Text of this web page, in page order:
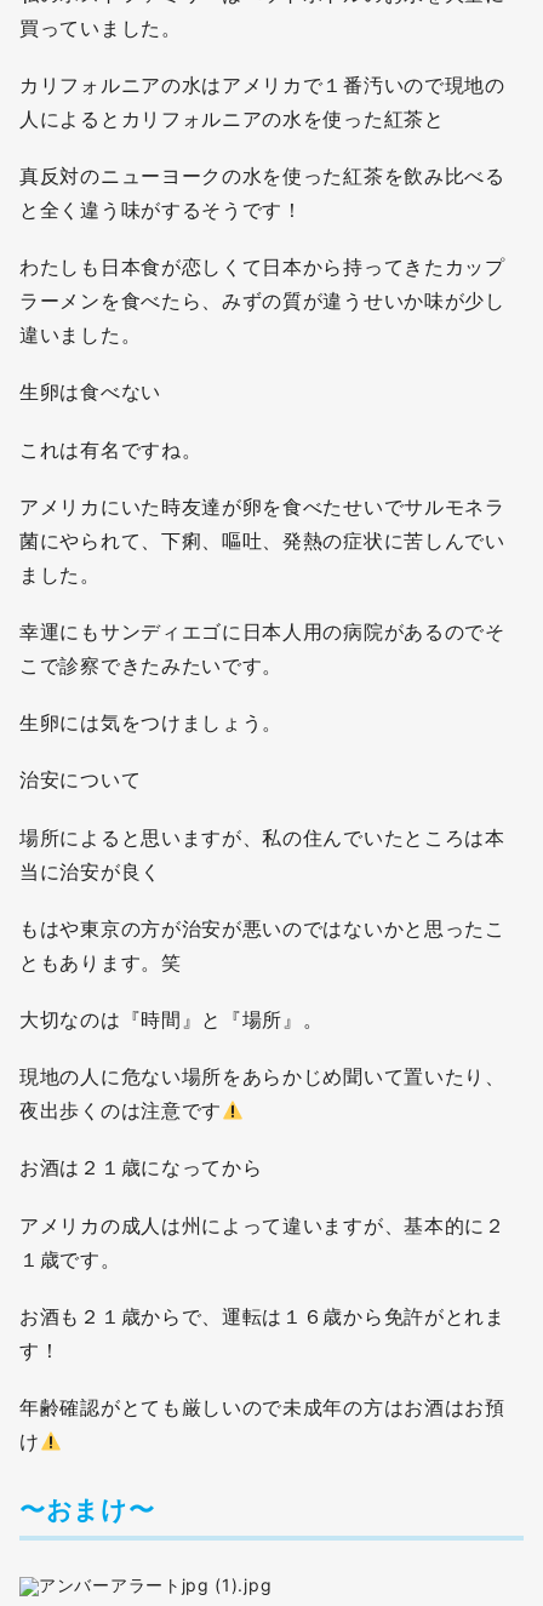
買っていました。
カリフォルニアの水はアメリカで１番汚いので現地の
人によるとカリフォルニアの水を使った紅茶と
真反対のニューヨークの水を使った紅茶を飲み比べる
と全く違う味がするそうです！
わたしも日本食が恋しくて日本から持ってきたカップ
ラーメンを食べたら、みずの質が違うせいか味が少し
違いました。
生卵は食べない
これは有名ですね。
アメリカにいた時友達が卵を食べたせいでサルモネラ
菌にやられて、下痢、嘔吐、発熱の症状に苦しんでい
ました。
幸運にもサンディエゴに日本人用の病院があるのでそ
こで診察できたみたいです。
生卵には気をつけましょう。
治安について
場所によると思いますが、私の住んでいたところは本
当に治安が良く
もはや東京の方が治安が悪いのではないかと思ったこ
ともあります。笑
大切なのは『時間』と『場所』。
現地の人に危ない場所をあらかじめ聞いて置いたり、
夜出歩くのは注意です
お酒は２１歳になってから
アメリカの成人は州によって違いますが、基本的に２
１歳です。
お酒も２１歳からで、運転は１６歳から免許がとれま
す！
年齢確認がとても厳しいので未成年の方はお酒はお預
け
〜おまけ〜